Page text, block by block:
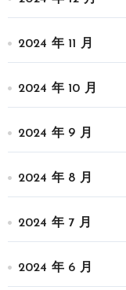
2024 年 11 月
2024 年 10 月
2024 年 9 月
2024 年 8 月
2024 年 7 月
2024 年 6 月